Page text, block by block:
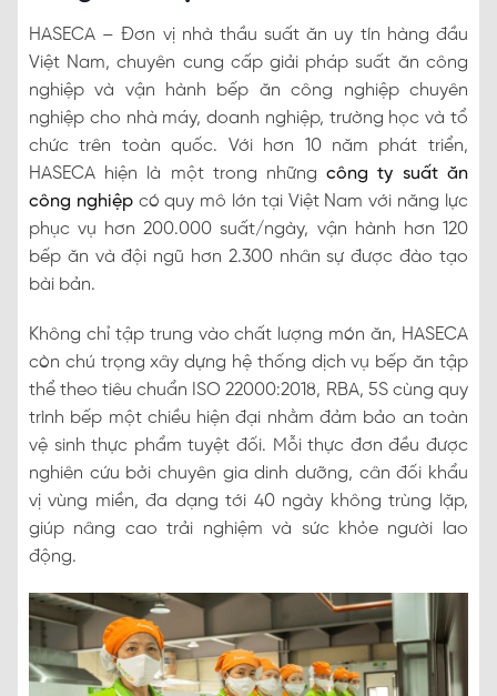
HASECA – Đơn vị nhà thầu suất ăn uy tín hàng đầu
Việt Nam, chuyên cung cấp giải pháp suất ăn công
nghiệp và vận hành bếp ăn công nghiệp chuyên
nghiệp cho nhà máy, doanh nghiệp, trường học và tổ
chức trên toàn quốc. Với hơn 10 năm phát triển,
HASECA hiện là một trong nhữngcông ty suất ăn
công nghiệpcó quy mô lớn tại Việt Nam với năng lực
phục vụ hơn 200.000 suất/ngày, vận hành hơn 120
bếp ăn và đội ngũ hơn 2.300 nhân sự được đào tạo
bài bản.
Không chỉ tập trung vào chất lượng món ăn, HASECA
còn chú trọng xây dựng hệ thống dịch vụ bếp ăn tập
thể theo tiêu chuẩn ISO 22000:2018, RBA, 5S cùng quy
trình bếp một chiều hiện đại nhằm đảm bảo an toàn
vệ sinh thực phẩm tuyệt đối. Mỗi thực đơn đều được
nghiên cứu bởi chuyên gia dinh dưỡng, cân đối khẩu
vị vùng miền, đa dạng tới 40 ngày không trùng lặp,
giúp nâng cao trải nghiệm và sức khỏe người lao
động.